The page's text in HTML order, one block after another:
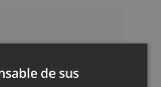
de sus